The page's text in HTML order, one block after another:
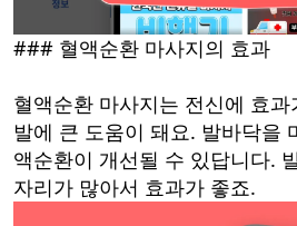
### 혈액순환 마사지의 효과
혈액순환 마사지는 전신에 효
발에 큰 도움이 돼요. 발바닥을
액순환이 개선될 수 있답니다.
자리가 많아서 효과가 좋죠.